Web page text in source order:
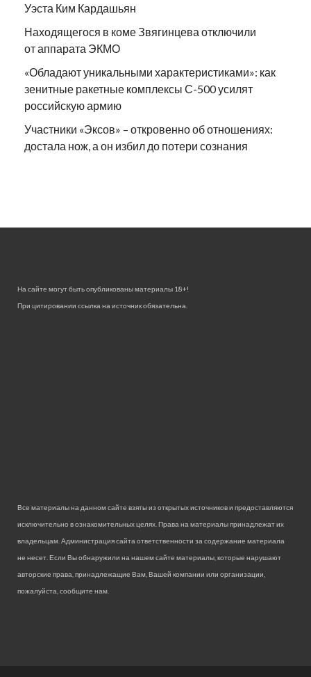
Уэста Ким Кардашьян
Находящегося в коме Звягинцева отключили
от аппарата ЭКМО
«Обладают уникальными характеристиками»: как
зенитные ракетные комплексы С-500 усилят
российскую армию
Участники «Эксов» – откровенно об отношениях:
достала нож, а он избил до потери сознания
На сайте могут быть опубликованы материалы 18+!
При цитировании ссылка на источник обязательна.
Все материалы на данном сайте взяты из открытых источников и предоставляются
исключительно в ознакомительных целях. Права на материалы принадлежат их
владельцам. Администрация сайта ответственности за содержание материала
не несет. Если Вы обнаружили на нашем сайте материалы, которые нарушают
авторские права, принадлежащие Вам, Вашей компании или организации,
пожалуйста, сообщите нам.